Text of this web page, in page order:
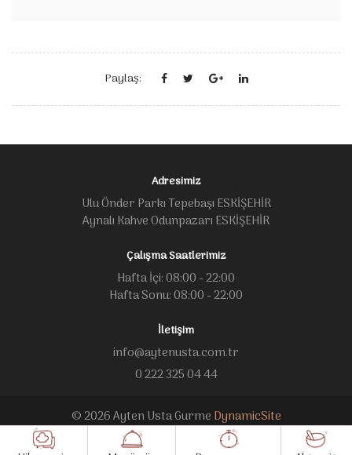
Paylaş:
Adresimiz
Ulu Önder Parkı Tepebaşı ESKİŞEHİR
Aynalı Kahve Odunpazarı ESKİŞEHİR
Çalışma Saatlerimiz
Hafta İçi: 08:00 - 22:00
Hafta Sonu: 08:00 - 22:00
İletişim
info@aytenusta.com.tr
0 222 325 04 44
© 2026 Ayten Usta Gurme DynamicSite